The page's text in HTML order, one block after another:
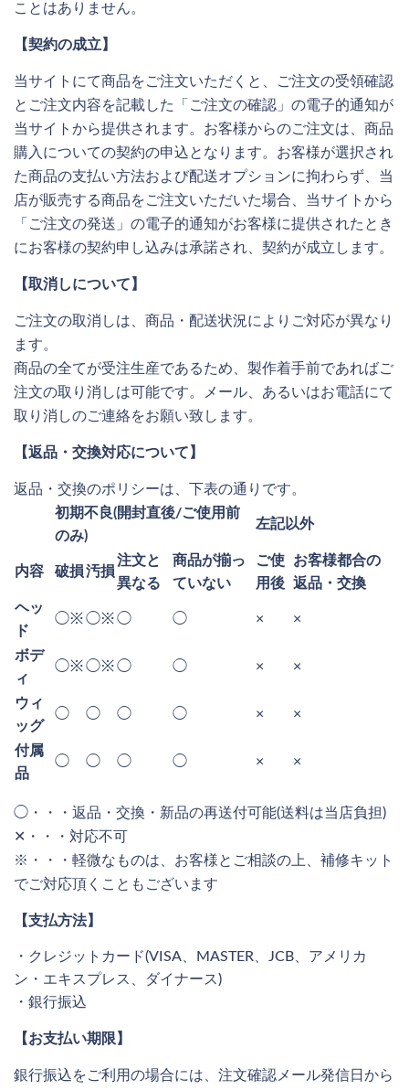
ことはありません。
【契約の成立】
当サイトにて商品をご注文いただくと、ご注文の受領確認
とご注文内容を記載した「ご注文の確認」の電子的通知が
当サイトから提供されます。お客様からのご注文は、商品
購入についての契約の申込となります。お客様が選択され
た商品の支払い方法および配送オプションに拘わらず、当
店が販売する商品をご注文いただいた場合、当サイトから
「ご注文の発送」の電子的通知がお客様に提供されたとき
にお客様の契約申し込みは承諾され、契約が成立します。
【取消しについて】
ご注文の取消しは、商品・配送状況によりご対応が異なり
ます。
商品の全てが受注生産であるため、製作着手前であればご
注文の取り消しは可能です。メール、あるいはお電話にて
取り消しのご連絡をお願い致します。
【返品・交換対応について】
返品・交換のポリシーは、下表の通りです。
初期不良(開封直後/ご使用前
のみ)
左記以外
内容 破損汚損
注文と
異なる
商品が揃っ
ていない
ご使
用後
お客様都合の
返品・交換
ヘッ
ド
◯※◯※◯ ◯ × ×
ボデ
ィ
◯※◯※◯ ◯ × ×
ウィ
ッグ
◯ ◯ ◯ ◯ × ×
付属
品
◯ ◯ ◯ ◯ × ×
◯・・・返品・交換・新品の再送付可能(送料は当店負担)
✕・・・対応不可
※・・・軽微なものは、お客様とご相談の上、補修キット
でご対応頂くこともございます
【支払方法】
・クレジットカード(VISA、MASTER、JCB、アメリカ
ン・エキスプレス、ダイナース)
・銀行振込
【お支払い期限】
銀行振込をご利用の場合には、注文確認メール発信日から